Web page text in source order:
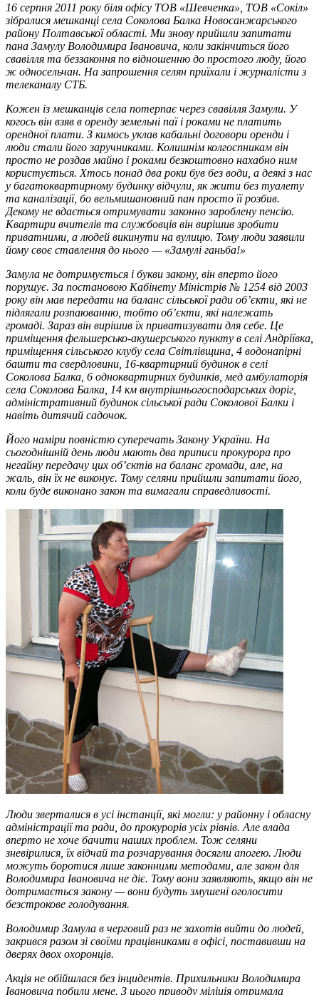
16 серпня 2011 року біля офісу ТОВ «Шевченка», ТОВ «Сокіл»
зібралися мешканці села Соколова Балка Новосанжарського
району Полтавської області. Ми знову прийшли запитати
пана Замулу Володимира Івановича, коли закінчиться його
свавілля та беззаконня по відношенню до простого люду, його
ж односельчан. На запрошення селян приїхали і журналісти з
телеканалу СТБ.
Кожен із мешканців села потерпає через свавілля Замули. У
когось він взяв в оренду земельні паї і роками не платить
орендної плати. З кимось уклав кабальні договори оренди і
люди стали його заручниками. Колишнім колгоспникам він
просто не роздав майно і роками безкоштовно нахабно ним
користується. Хтось понад два роки був без води, а деякі з нас
у багатоквартирному будинку відчули, як жити без туалету
та каналізації, бо вельмишановний пан просто її розбив.
Декому не вдається отримувати законно зароблену пенсію.
Квартири вчителів та службовців він вирішив зробити
приватними, а людей викинути на вулицю. Тому люди заявили
йому своє ставлення до нього — «Замулі ганьба!»
Замула не дотримується і букви закону, він вперто його
порушує. За постановою Кабінету Міністрів № 1254 від 2003
року він мав передати на баланс сільської ради об’єкти, які не
підлягали розпаюванню, тобто об’єкти, які належать
громаді. Зараз він вирішив їх приватизувати для себе. Це
приміщення фельшерсько-акушерського пункту в селі Андріївка,
приміщення сільського клубу села Світлівщина, 4 водонапірні
башти та свердловини, 16-квартирний будинок в селі
Соколова Балка, 6 одноквартирних будинків, мед амбулаторія
села Соколова Балка, 14 км внутрішньогосподарських доріг,
адміністративний будинок сільської ради Соколової Балки і
навіть дитячий садочок.
Його наміри повністю суперечать Закону України. На
сьогоднішній день люди мають два приписи прокурора про
негайну передачу цих об’єктів на баланс громади, але, на
жаль, він їх не виконує. Тому селяни прийшли запитати його,
коли буде виконано закон та вимагали справедливості.
Люди зверталися в усі інстанції, які могли: у районну і обласну
адміністрації та ради, до прокурорів усіх рівнів. Але влада
вперто не хоче бачити наших проблем. Тож селяни
зневірилися, їх відчай та розчарування досягли апогею. Люди
можуть боротися лише законними методами, але закон для
Володимира Івановича не діє. Тому вони заявляють, якщо він не
дотримається закону — вони будуть змушені оголосити
безстрокове голодування.
Володимир Замула в черговий раз не захотів вийти до людей,
закрився разом зі своїми працівниками в офісі, поставивши на
дверях двох охоронців.
Акція не обійшлася без інцидентів. Прихильники Володимира
Івановича побили мене. З цього приводу міліція отримала